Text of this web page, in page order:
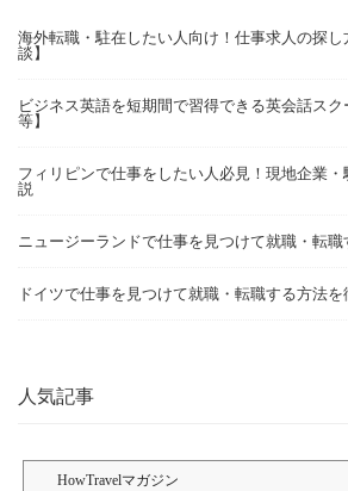
海外転職・駐在したい人向け！仕事求人の探
談】
ビジネス英語を短期間で習得できる英会話ス
等】
フィリピンで仕事をしたい人必見！現地企業
説
ニュージーランドで仕事を見つけて就職・転
ドイツで仕事を見つけて就職・転職する方法を
人気記事
HowTravelマガジン